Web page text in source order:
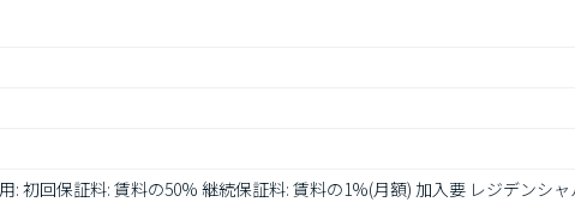
: 初回保証料: 賃料の50% 継続保証料: 賃料の1%(月額) 加入要 レジデンシ